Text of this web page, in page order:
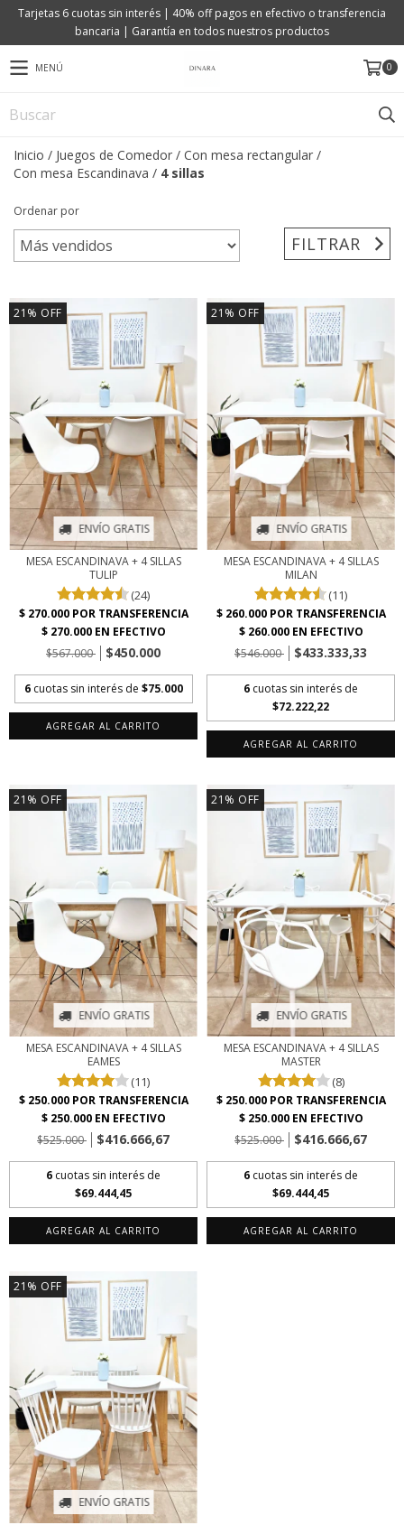
Tarjetas 6 cuotas sin interés | 40% off pagos en efectivo o transferencia
bancaria | Garantía en todos nuestros productos
MENÚ 0
Inicio / Juegos de Comedor / Con mesa rectangular /
Con mesa Escandinava / 4 sillas
Ordenar por
FILTRAR
21 % OFF
ENVÍO GRATIS
MESA ESCANDINAVA + 4 SILLAS
TULIP
(24)
$567.000 $450.000
6 cuotas sin interés de $75.000
AGREGAR AL CARRITO
21 % OFF
ENVÍO GRATIS
MESA ESCANDINAVA + 4 SILLAS
MILAN
(11)
$546.000 $433.333,33
6 cuotas sin interés de
$72.222,22
AGREGAR AL CARRITO
21 % OFF
ENVÍO GRATIS
MESA ESCANDINAVA + 4 SILLAS
EAMES
(11)
$525.000 $416.666,67
6 cuotas sin interés de
$69.444,45
AGREGAR AL CARRITO
21 % OFF
ENVÍO GRATIS
MESA ESCANDINAVA + 4 SILLAS
MASTER
(8)
$525.000 $416.666,67
6 cuotas sin interés de
$69.444,45
AGREGAR AL CARRITO
21 % OFF
ENVÍO GRATIS